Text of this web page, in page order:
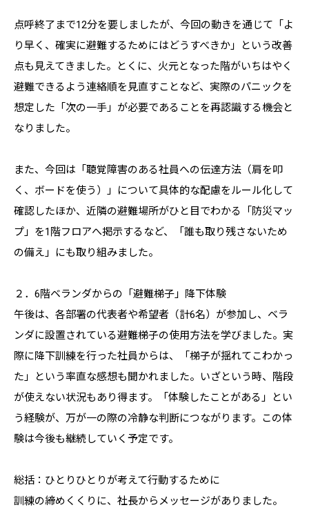
点呼終了まで12分を要しましたが、今回の動きを通じて「よ
り早く、確実に避難するためにはどうすべきか」という改善
点も見えてきました。とくに、火元となった階がいちはやく
避難できるよう連絡順を見直すことなど、実際のパニックを
想定した「次の一手」が必要であることを再認識する機会と
なりました。
また、今回は「聴覚障害のある社員への伝達方法（肩を叩
く、ボードを使う）」について具体的な配慮をルール化して
確認したほか、近隣の避難場所がひと目でわかる「防災マッ
プ」を1階フロアへ掲示するなど、「誰も取り残さないため
の備え」にも取り組みました。
２．6階ベランダからの「避難梯子」降下体験
午後は、各部署の代表者や希望者（計6名）が参加し、ベラ
ンダに設置されている避難梯子の使用方法を学びました。実
際に降下訓練を行った社員からは、「梯子が揺れてこわかっ
た」という率直な感想も聞かれました。いざという時、階段
が使えない状況もあり得ます。「体験したことがある」とい
う経験が、万が一の際の冷静な判断につながります。この体
験は今後も継続していく予定です。
総括：ひとりひとりが考えて行動するために
訓練の締めくくりに、社長からメッセージがありました。